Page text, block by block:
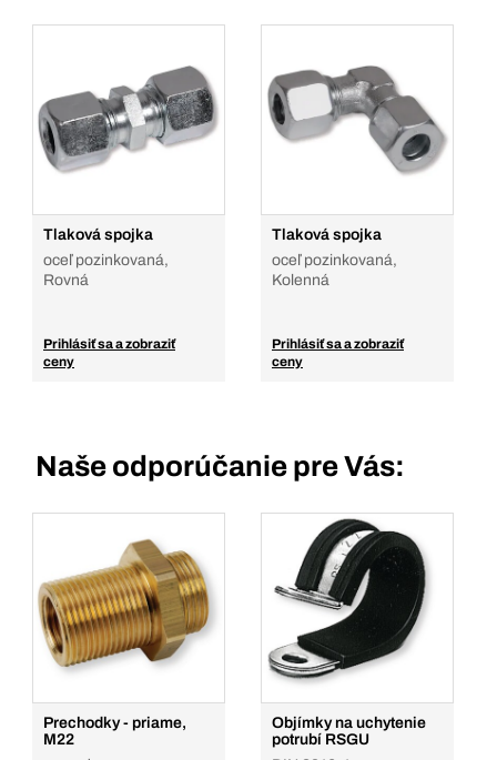
Tlaková spojka
oceľ pozinkovaná,
Rovná
Prihlásiť sa a zobraziť
ceny
Tlaková spojka
oceľ pozinkovaná,
Kolenná
Prihlásiť sa a zobraziť
ceny
Naše odporúčanie pre Vás:
Prechodky - priame,
M22
Objímky na uchytenie
potrubí RSGU